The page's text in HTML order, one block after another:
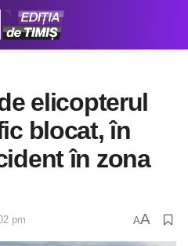
elicopterul
blocat, în
în zona
pm AA